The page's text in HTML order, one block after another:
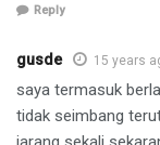
Reply
gusde 15 years
saya termasuk
tidak seimbang